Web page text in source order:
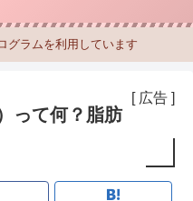
グラムを利用しています
[ 広告 ]
って何？脂肪